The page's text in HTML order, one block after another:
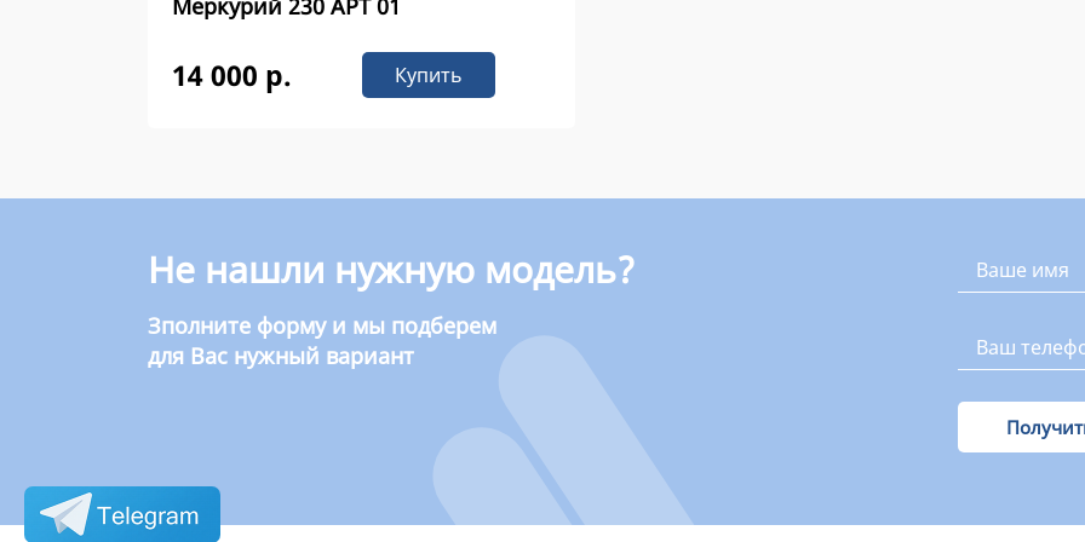
Меркурий 230 APT 01
14 000 р. Купить
Не нашли нужную модель?
Зполните форму и мы подберем
для Вас нужный вариант